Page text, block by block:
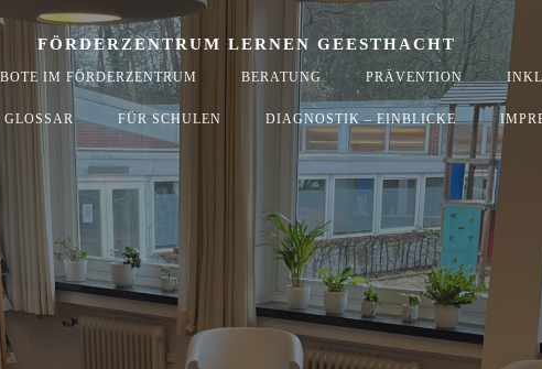
FÖRDERZENTRUM LERNEN GEESTHACHT
IM FÖRDERZENTRUM BERATUNG PRÄVENTION
GLOSSAR FÜR SCHULEN DIAGNOSTIK – EINBLICKE